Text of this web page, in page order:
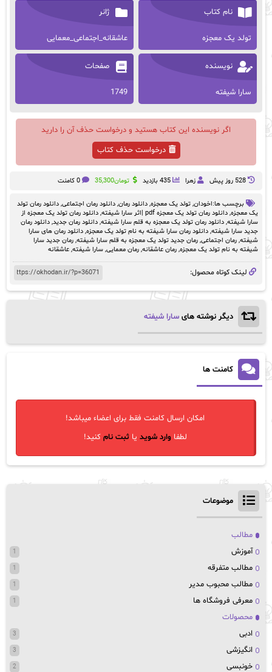
نام کتاب
تولد یک معجزه
ژانر
عاشقانه_اجتماعی_معمایی
نویسنده
سارا شیفته
صفحات
1749
اگر نویسنده این کتاب هستید و درخواست حذف آن را دارید
درخواست حذف کتاب
528 روز پيش زهرا 435 بازدید تومان35,300 0 کامنت
برچسب ها:اخودان, تولد یک معجزه, دانلود رمان, دانلود رمان اجتماعی, دانلود رمان تولد
یک معجزه, دانلود رمان تولد یک معجزه pdf |اثر سارا شیفته , دانلود رمان تولد یک معجزه از
سارا شیفته, دانلود رمان تولد یک معجزه به قلم سارا شیفته, دانلود رمان جدید, دانلود رمان
جدید سارا شیفته, دانلود رمان سارا شیفته به نام تولد یک معجزه, دانلود رمان های سارا
شیفته, رمان‌ اجتماعی, رمان جدید تولد یک معجزه به قلم سارا شیفته, رمان جدید سارا
شیفته به نام تولد یک معجزه, رمان عاشقانه, رمان معمایی, سارا شیفته, عاشقانه
لینک کوتاه محصول:
دیگر نوشته های سارا شیفته
کامنت ها
امکان ارسال کامنت فقط برای اعضاء میباشد!
لطفاوارد شوید یاثبت نام کنید!
موضوعات
مطالب
آموزش
1
مطالب متفرقه 1
مطالب محبوب مدیر 1
معرفی فروشگاه ها 1
محصولات
ادبی
3
انگیزشی 3
خونبسی 2